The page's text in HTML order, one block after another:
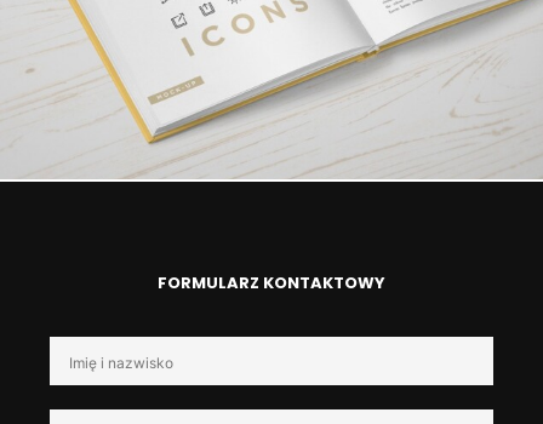
FORMULARZ KONTAKTOWY